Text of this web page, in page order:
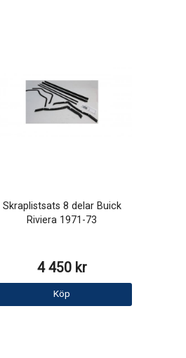
Skraplistsats 8 delar Buick
Riviera 1971-73
4 450 kr
Köp